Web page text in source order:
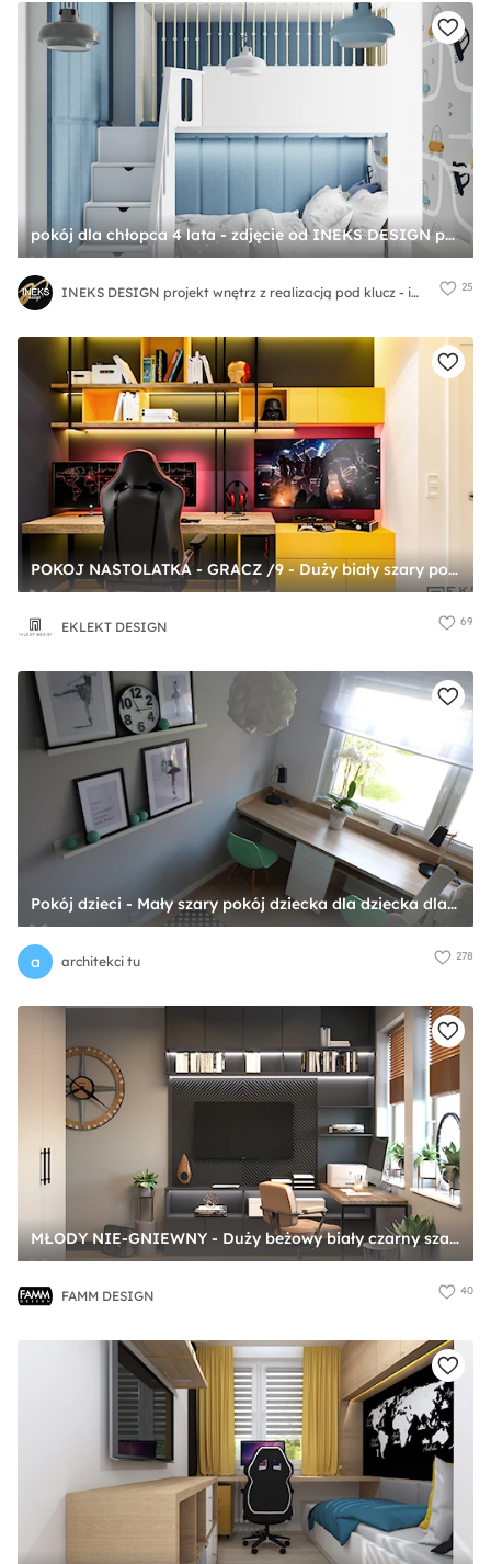
pokój dla chłopca 4 lata - zdjęcie od INEKS DESIGN projekt wnętrz z realizacją pod klucz - ineksdesign
INEKS DESIGN projekt wnętrz z realizacją pod klucz - ineksdesign 25
POKOJ NASTOLATKA - GRACZ /9 - Duży biały szary pokój dziecka dla nastolatka dla chłopca, styl nowoczesny - zdjęcie od EKLEKT DESIGN
EKLEKT DESIGN 69
Pokój dzieci - Mały szary pokój dziecka dla dziecka dla nastolatka dla chłopca dla dziewczynki dla rodzeństwa - zdjęcie od architekci tu
a architekci tu 278
MŁODY NIE-GNIEWNY - Duży beżowy biały czarny szary pokój dziecka dla nastolatka dla chłopca dla dziewczynki, styl nowoczesny - zdjęcie od FAMM DESIGN
FAMM DESIGN 40